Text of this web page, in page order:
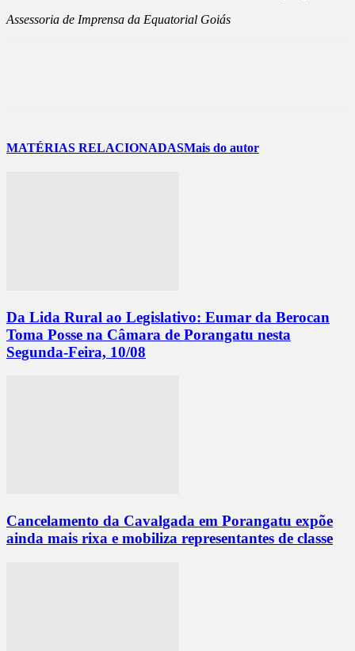
Assessoria de Imprensa da Equatorial Goiás
MATÉRIAS RELACIONADASMais do autor
Da Lida Rural ao Legislativo: Eumar da Berocan
Toma Posse na Câmara de Porangatu nesta
Segunda-Feira, 10/08
Cancelamento da Cavalgada em Porangatu expõe
ainda mais rixa e mobiliza representantes de classe